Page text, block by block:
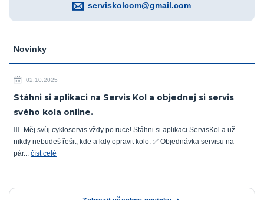
serviskolcom@gmail.com
Novinky
02.10.2025
Stáhni si aplikaci na Servis Kol a objednej si servis
svého kola online.
🚴‍♂️ Měj svůj cykloservis vždy po ruce! Stáhni si aplikaci ServisKol a už
nikdy nebudeš řešit, kde a kdy opravit kolo. ✅ Objednávka servisu na
pár... číst celé